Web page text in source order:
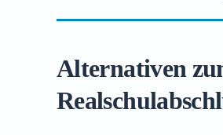
Alternativen